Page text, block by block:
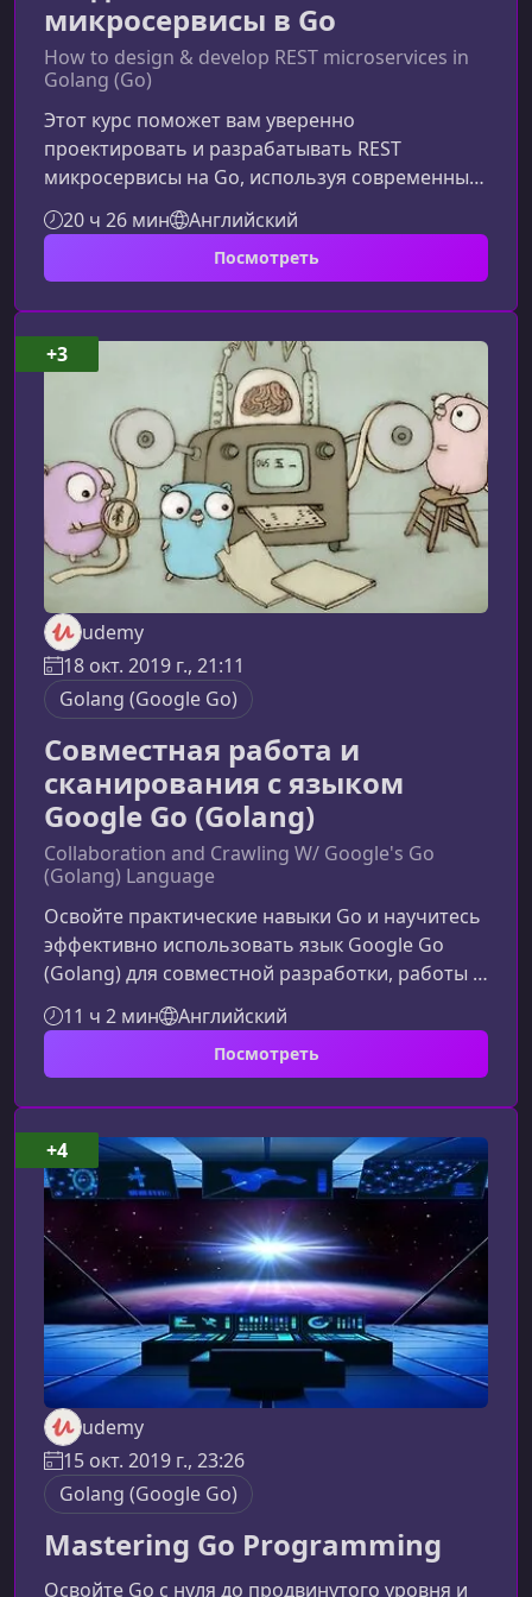
микросервисы в Go
How to design & develop REST microservices in
Golang (Go)
Этот курс поможет вам уверенно
проектировать и разрабатывать REST
микросервисы на Go, используя современные
архитектурные подходы и проверенные
шаблоны. Материал ориентирован на
практику: вы создадите несколько сервисов,
Elasticsearch, а также научитесь строить
масштабируемую и поддерживаемую
архитектуру.Что делает этот курс
ценнымПрограмма курса выстроена таким
образом, чтобы вы могли постепенно
осваивать к
20 ч 26 мин Английский
Посмотреть
udemy
18 окт. 2019 г., 21:11
Golang (Google Go)
Совместная работа и
сканирования с языком
Google Go (Golang)
Collaboration and Crawling W/ Google's Go
(Golang) Language
Освойте практические навыки Go и научитесь
эффективно использовать язык Google Go
(Golang) для совместной разработки, работы с
зависимостями, сканирования сайтов и
построения современных сервисов. Этот курс
объединяет фундаментальные знания и
вам уверенно расти как разработчику и
работать продуктивно в любой команде.Что
вы изучите в этом курсеКурс сочетает в себе
теорию, практику и реальные примеры, чтоб
11 ч 2 мин Английский
Посмотреть
+3
udemy
15 окт. 2019 г., 23:26
Golang (Google Go)
Mastering Go Programming
Освойте Go с нуля до продвинутого уровня и
+4